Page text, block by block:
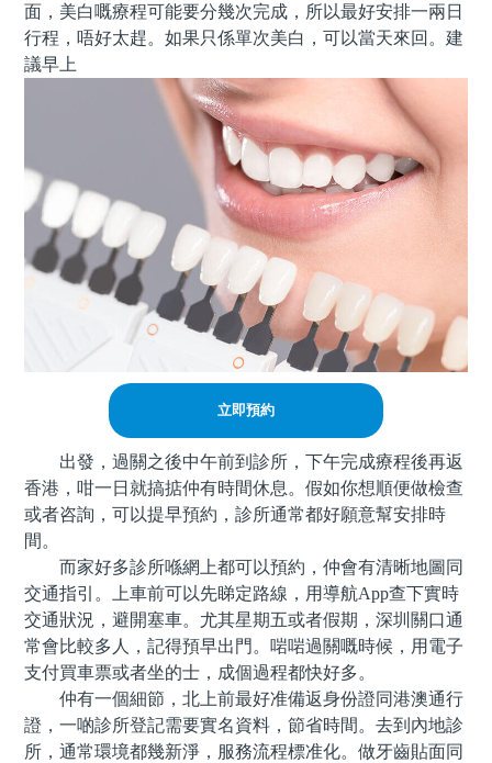
面，美白嘅療程可能要分幾次完成，所以最好安排一兩日
行程，唔好太趕。如果只係單次美白，可以當天來回。建
議早上
立即預約
出發，過關之後中午前到診所，下午完成療程後再返
香港，咁一日就搞掂仲有時間休息。假如你想順便做檢查
或者咨詢，可以提早預約，診所通常都好願意幫安排時
間。
而家好多診所喺網上都可以預約，仲會有清晰地圖同
交通指引。上車前可以先睇定路線，用導航App查下實時
交通狀況，避開塞車。尤其星期五或者假期，深圳關口通
常會比較多人，記得預早出門。啱啱過關嘅時候，用電子
支付買車票或者坐的士，成個過程都快好多。
仲有一個細節，北上前最好准備返身份證同港澳通行
證，一啲診所登記需要實名資料，節省時間。去到內地診
所，通常環境都幾新淨，服務流程標准化。做牙齒貼面同